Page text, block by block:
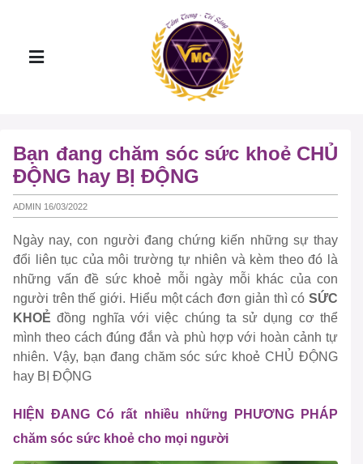
Bạn đang chăm sóc sức khoẻ CHỦ
ĐỘNG hay BỊ ĐỘNG
ADMIN 16/03/2022
Ngày nay, con người đang chứng kiến những sự thay
đổi liên tục của môi trường tự nhiên và kèm theo đó là
những vấn đề sức khoẻ mỗi ngày mỗi khác của con
người trên thế giới. Hiểu một cách đơn giản thì có SỨC
KHOẺ đồng nghĩa với việc chúng ta sử dụng cơ thể
mình theo cách đúng đắn và phù hợp với hoàn cảnh tự
nhiên. Vậy, bạn đang chăm sóc sức khoẻ CHỦ ĐỘNG
hay BỊ ĐỘNG
HIỆN ĐANG Có rất nhiều những PHƯƠNG PHÁP
chăm sóc sức khoẻ cho mọi người